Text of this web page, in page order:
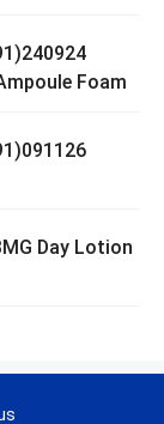
Foam
Day Lotion